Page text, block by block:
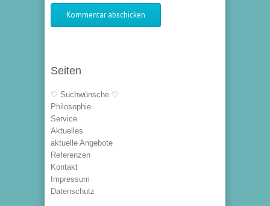
Seiten
♡ Suchwünsche ♡
Philosophie
Service
Aktuelles
aktuelle Angebote
Referenzen
Kontakt
Impressum
Datenschutz